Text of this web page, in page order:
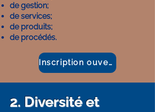
de gestion;
de services;
de produits;
de procédés.
Inscription ouverte
2. Diversité et